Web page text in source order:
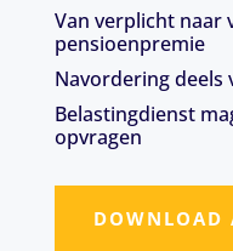
Van verplicht naar
pensioenpremie
Navordering deels
Belastingdienst
opvragen
DOWNLOAD